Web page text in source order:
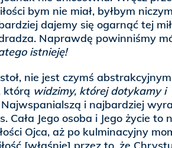
bym nie miał, byłbym
dajemy się ogarnąć tej
Naprawdę powinniśmy
istnieję!
nie jest czymś
którą widzimy, którejdotykamy i
i najbardziej
Cała Jego osoba i Jego życie to
Ojca, aż po kulminacyjny